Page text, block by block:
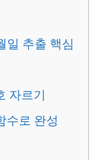
일 추출 핵심
자르기
수로 완성